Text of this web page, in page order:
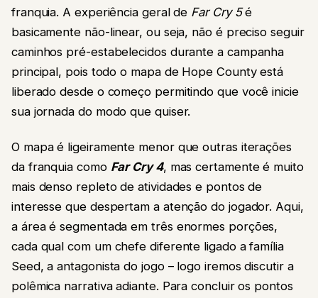
franquia. A experiência geral de Far Cry 5é
basicamente não-linear, ou seja, não é preciso seguir
caminhos pré-estabelecidos durante a campanha
principal, pois todo o mapa de Hope County está
liberado desde o começo permitindo que você inicie
sua jornada do modo que quiser.
O mapa é ligeiramente menor que outras iterações
da franquia como Far Cry 4, mas certamente é muito
mais denso repleto de atividades e pontos de
interesse que despertam a atenção do jogador. Aqui,
a área é segmentada em três enormes porções,
cada qual com um chefe diferente ligado a família
Seed, a antagonista do jogo – logo iremos discutir a
polêmica narrativa adiante. Para concluir os pontos